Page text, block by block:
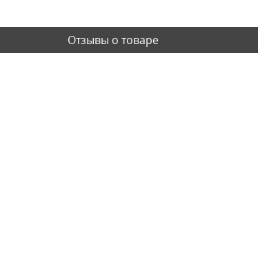
Отзывы о товаре